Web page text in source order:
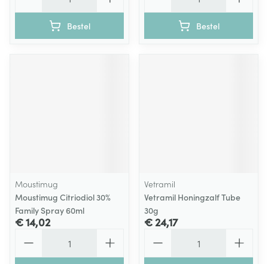
Bestel Bestel
Moustimug
Moustimug Citriodiol 30%
Family Spray 60ml
€ 14,02
Vetramil
Vetramil Honingzalf Tube
30g
€ 24,17